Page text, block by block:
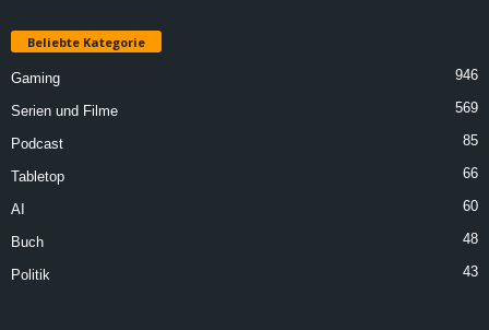
Beliebte Kategorie
Gaming 946
Serien und Filme 569
Podcast 85
Tabletop 66
AI 60
Buch 48
Politik 43